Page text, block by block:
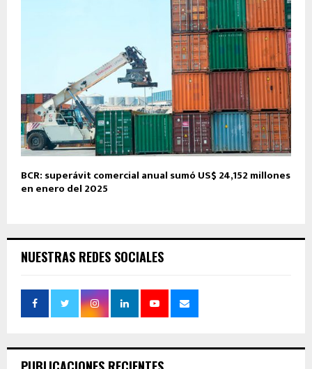
BCR: superávit comercial anual sumó US$ 24,152 millones
en enero del 2025
NUESTRAS REDES SOCIALES